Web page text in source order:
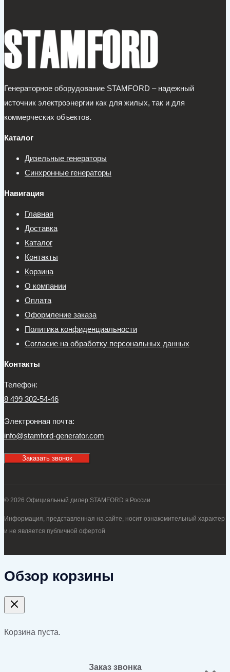
Генераторное оборудование STAMFORD – надежный
источник электроэнергии как для жилых, так и для
коммерческих объектов.
Каталог
Дизельные генераторы
Синхронные генераторы
Навигация
Главная
Доставка
Каталог
Контакты
Корзина
О компании
Оплата
Оформление заказа
Политика конфиденциальности
Согласие на обработку персональных данных
Контакты
Телефон:
8 499 302-54-46
Электронная почта:
info@stamford-generator.com
Заказать звонок
© 2026 Официальный дилер STAMFORD в России
Информация, представленная на сайте, носит ознакомительный характер
и не является публичной офертой
Обзор корзины
Корзина пуста.
Заказ звонка